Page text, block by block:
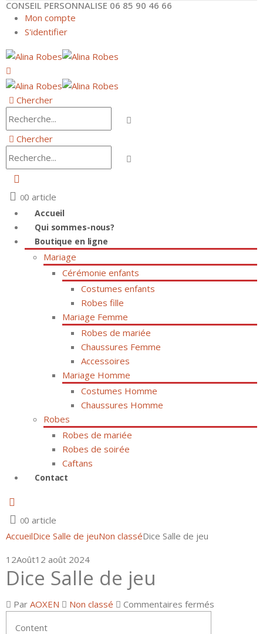
CONSEIL PERSONNALISE 06 85 90 46 66
Mon compte
S'identifier
Chercher
Chercher
00 article
Accueil
Qui sommes-nous?
Boutique en ligne
Mariage
Cérémonie enfants
Costumes enfants
Robes fille
Mariage Femme
Robes de mariée
Chaussures Femme
Accessoires
Mariage Homme
Costumes Homme
Chaussures Homme
Robes
Robes de mariée
Robes de soirée
Caftans
Contact
00 article
AccueilDice Salle de jeuNon classéDice Salle de jeu
12Août12 août 2024
Dice Salle de jeu
Par AOXEN Non classé Commentaires fermés
Content